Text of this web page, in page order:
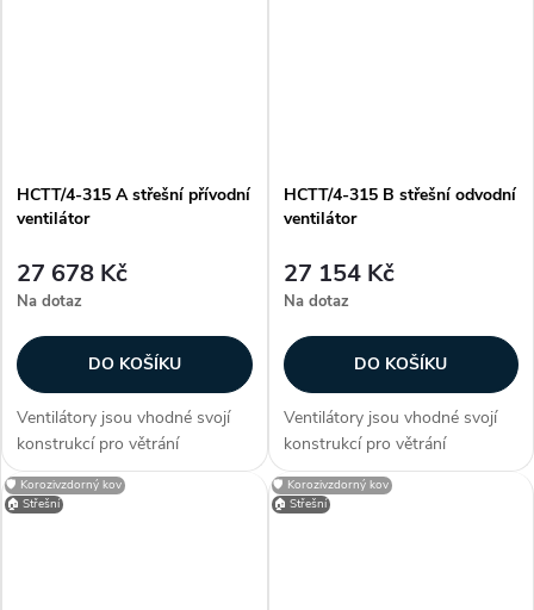
HCTT/4-315 A střešní přívodní
ventilátor
27 678 Kč
Na dotaz
DO KOŠÍKU
Ventilátory jsou vhodné svojí
konstrukcí pro větrání
průmyslových hal, provozoven,
bazénů a skladů. Zákazníci
HCTT/4-315 B střešní odvodní
ventilátor
27 154 Kč
Na dotaz
DO KOŠÍKU
Ventilátory jsou vhodné svojí
konstrukcí pro větrání
průmyslových hal, provozoven,
bazénů a skladů. Zákazníci
🛡️ Korozivzdorný kov
🏠 Střešní
🛡️ Korozivzdorný kov
🏠 Střešní